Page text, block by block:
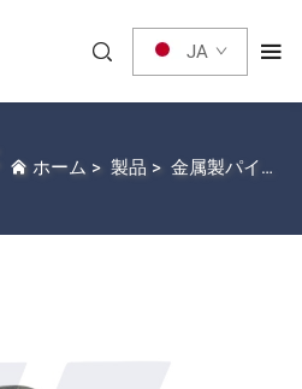
JA
ホーム > 製品 > 金属製パイプおよび継手